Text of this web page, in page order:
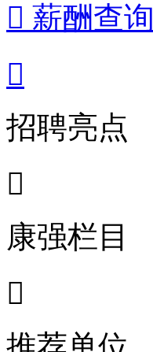
 薪酬查询

招聘亮点

康强栏目
